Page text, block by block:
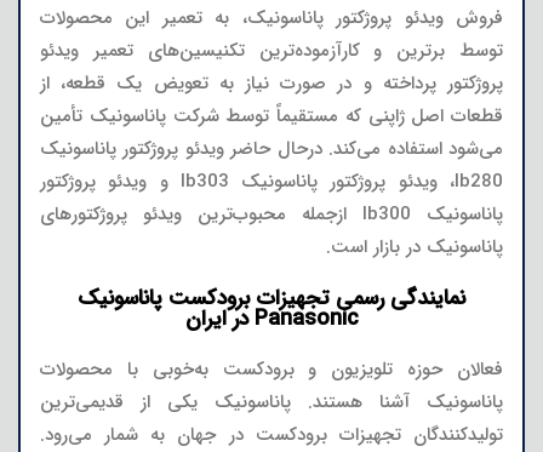
فروش ویدئو پروژکتور پاناسونیک، به تعمیر این محصولات
توسط برترین و کارآزموده‌ترین تکنیسین‌های تعمیر ویدئو
پروژکتور پرداخته و در صورت نیاز به تعویض یک قطعه، از
قطعات اصل ژاپنی که مستقیماً توسط شرکت پاناسونیک تأمین
می‌شود استفاده می‌کند. درحال حاضر ویدئو پروژکتور پاناسونیک
lb280، ویدئو پروژکتور پاناسونیک lb303 و ویدئو پروژکتور
پاناسونیک lb300 ازجمله محبوب‌ترین ویدئو پروژکتورهای
پاناسونیک در بازار است.
نمایندگی رسمی تجهیزات برودکست پاناسونیک
Panasonic در ایران
فعالان حوزه تلویزیون و برودکست به‌خوبی با محصولات
پاناسونیک آشنا هستند. پاناسونیک یکی از قدیمی‌ترین
تولیدکنندگان تجهیزات برودکست در جهان به شمار می‌رود.